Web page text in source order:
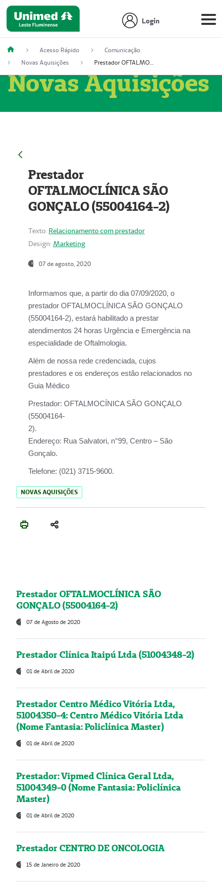
Login
Acesso Rápido
Comunicação
Novas Aquisições
Prestador OFTALMOCLÍNICA SÃO GONÇALO (55004164-2)
Novas Aquisições
Prestador
OFTALMOCLÍNICA SÃO
GONÇALO (55004164-2)
Texto: Relacionamento com prestador
Design: Marketing
07 de agosto, 2020
Informamos que, a partir do dia 07/09/2020, o
prestador OFTALMOCLÍNICA SÃO GONÇALO
(55004164-2), estará habilitado a prestar
atendimentos 24 horas Urgência e Emergência na
especialidade de Oftalmologia.
Além de nossa rede credenciada, cujos
prestadores e os endereços estão relacionados no
Guia Médico
Prestador: OFTALMOCÍNICA SÃO GONÇALO
(55004164-
2).
Endereço: Rua Salvatori, n°99, Centro – São
Gonçalo.
Telefone: (021) 3715-9600.
NOVAS AQUISIÇÕES
Prestador OFTALMOCLÍNICA SÃO
GONÇALO (55004164-2)
07 de Agosto de 2020
Prestador Clínica Itaipú Ltda (51004348-2)
01 de Abril de 2020
Prestador Centro Médico Vitória Ltda,
51004350-4: Centro Médico Vitória Ltda
(Nome Fantasia: Policlínica Master)
01 de Abril de 2020
Prestador: Vipmed Clínica Geral Ltda,
51004349-0 (Nome Fantasia: Policlínica
Master)
01 de Abril de 2020
Prestador CENTRO DE ONCOLOGIA
15 de Janeiro de 2020